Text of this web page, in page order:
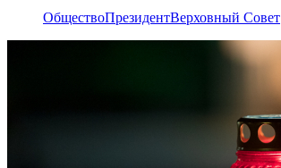
ОбществоПрезидентВерховный Совет